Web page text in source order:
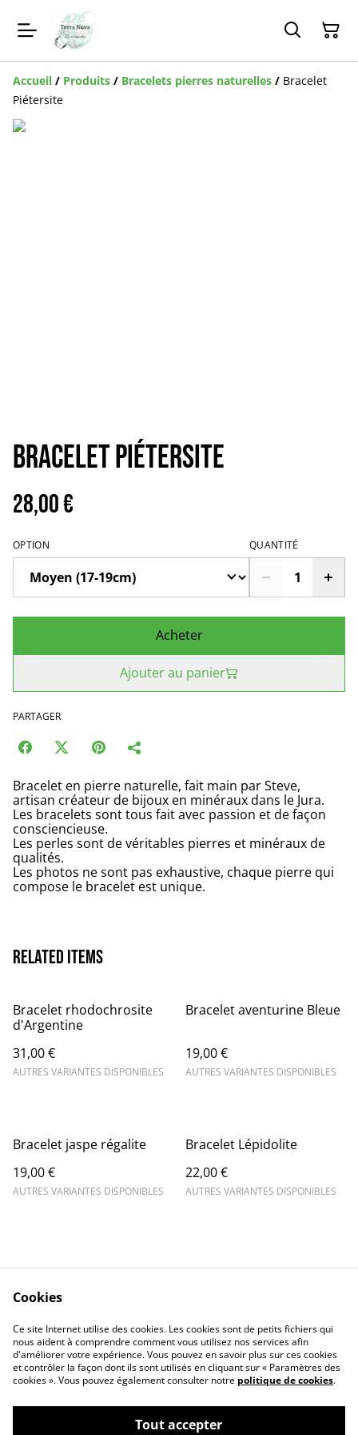
Accueil / Produits / Bracelets pierres naturelles / Bracelet
Piétersite
Bracelet Piétersite
28,00 €
OPTION QUANTITÉ
Acheter
Ajouter au panier
PARTAGER
Bracelet en pierre naturelle, fait main par Steve,
artisan créateur de bijoux en minéraux dans le Jura.
Les bracelets sont tous fait avec passion et de façon
consciencieuse.
Les perles sont de véritables pierres et minéraux de
qualités.
Les photos ne sont pas exhaustive, chaque pierre qui
compose le bracelet est unique.
Related items
Bracelet rhodochrosite
d'Argentine
31,00 €
AUTRES VARIANTES DISPONIBLES
Bracelet aventurine Bleue
19,00 €
AUTRES VARIANTES DISPONIBLES
Bracelet jaspe régalite
19,00 €
AUTRES VARIANTES DISPONIBLES
Bracelet Lépidolite
22,00 €
AUTRES VARIANTES DISPONIBLES
Contact Us
Legal Terms
Privacy Policy
Cookie Policy
Cookies
Ce site Internet utilise des cookies. Les cookies sont de petits fichiers qui
nous aident à comprendre comment vous utilisez nos services afin
d'améliorer votre expérience. Vous pouvez en savoir plus sur ces cookies
et contrôler la façon dont ils sont utilisés en cliquant sur « Paramètres des
cookies ». Vous pouvez également consulter notre politique de cookies.
Tout accepter